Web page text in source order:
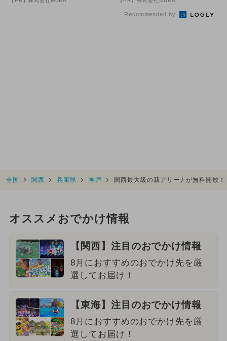
Recommended by
全国 関西 兵庫県 神戸 関西最大級の新アリーナが無料開放
オススメおでかけ情報
【関西】注目のおでかけ情報
8月におすすめのおでかけ先を厳
選してお届け！
【東海】注目のおでかけ情報
8月におすすめのおでかけ先を厳
選してお届け！